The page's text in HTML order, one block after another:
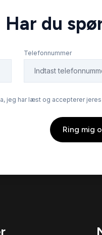
Har du
Telefonnummer
jeg har læst og accepterer
Ring mig